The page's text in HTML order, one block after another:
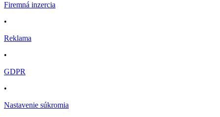
Firemná inzercia
•
Reklama
•
GDPR
•
Nastavenie súkromia